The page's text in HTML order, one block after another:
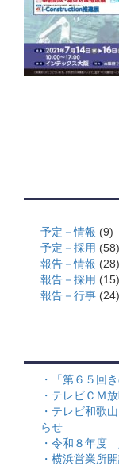
予定－情報 (9)
予定－採用 (58)
報告－情報 (28)
報告－採用 (15)
報告－行事 (24)
「第６５回
テレビＣＭ
テレビ和歌
らせ
令和８年度
横浜営業所